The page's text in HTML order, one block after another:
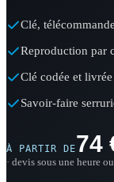
Clé,
Reproduction par
Clé codée et
Savoir-faire
À PARTIR DE74
· devis sous une heure